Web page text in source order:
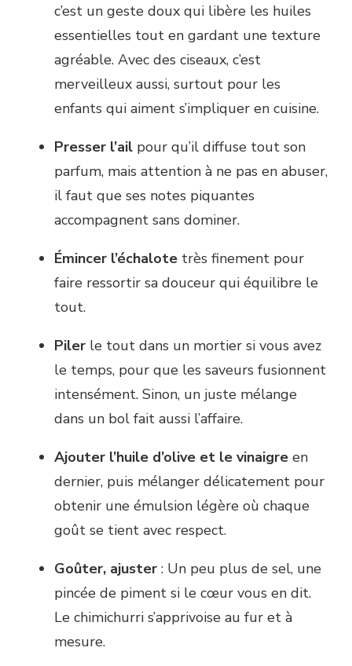
c’est un geste doux qui libère les huiles
essentielles tout en gardant une texture
agréable. Avec des ciseaux, c’est
merveilleux aussi, surtout pour les
enfants qui aiment s’impliquer en cuisine.
Presser l’ail pour qu’il diffuse tout son
parfum, mais attention à ne pas en abuser,
il faut que ses notes piquantes
accompagnent sans dominer.
Émincer l’échalote très finement pour
faire ressortir sa douceur qui équilibre le
tout.
Piler le tout dans un mortier si vous avez
le temps, pour que les saveurs fusionnent
intensément. Sinon, un juste mélange
dans un bol fait aussi l’affaire.
Ajouter l’huile d’olive et le vinaigre en
dernier, puis mélanger délicatement pour
obtenir une émulsion légère où chaque
goût se tient avec respect.
Goûter, ajuster : Un peu plus de sel, une
pincée de piment si le cœur vous en dit.
Le chimichurri s’apprivoise au fur et à
mesure.